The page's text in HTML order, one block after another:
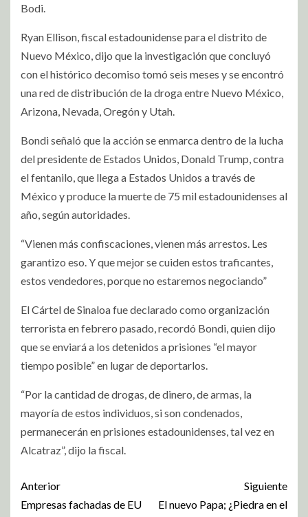
Bodi.
Ryan Ellison, fiscal estadounidense para el distrito de
Nuevo México, dijo que la investigación que concluyó
con el histórico decomiso tomó seis meses y se encontró
una red de distribución de la droga entre Nuevo México,
Arizona, Nevada, Oregón y Utah.
Bondi señaló que la acción se enmarca dentro de la lucha
del presidente de Estados Unidos, Donald Trump, contra
el fentanilo, que llega a Estados Unidos a través de
México y produce la muerte de 75 mil estadounidenses al
año, según autoridades.
“Vienen más confiscaciones, vienen más arrestos. Les
garantizo eso. Y que mejor se cuiden estos traficantes,
estos vendedores, porque no estaremos negociando”
El Cártel de Sinaloa fue declarado como organización
terrorista en febrero pasado, recordó Bondi, quien dijo
que se enviará a los detenidos a prisiones “el mayor
tiempo posible” en lugar de deportarlos.
“Por la cantidad de drogas, de dinero, de armas, la
mayoría de estos individuos, si son condenados,
permanecerán en prisiones estadounidenses, tal vez en
Alcatraz”, dijo la fiscal.
Anterior
Empresas fachadas de EU
Siguiente
El nuevo Papa; ¿Piedra en el